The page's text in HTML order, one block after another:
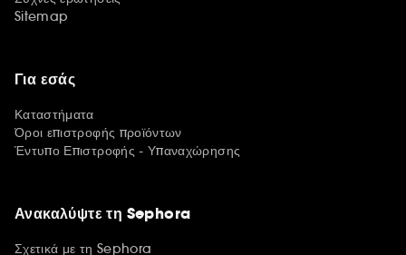
Sitemap
Για εσάς
Καταστήματα
Όροι επιστροφής προϊόντων
Έντυπο Επιστροφής - Υπαναχώρησης
Ανακαλύψτε τη Sephora
Σχετικά με τη Sephora